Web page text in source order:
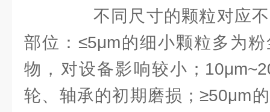
不同尺寸的颗粒对应不
部位：≤5μm的细小颗粒多为
物，对设备影响较小；
轮、轴承的初期磨损；≥50μm